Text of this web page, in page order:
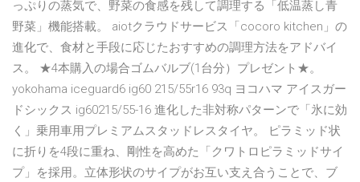
っぷりの蒸気で、野菜の食感を残して調理する「低温蒸し青
野菜」機能搭載。 aiotクラウドサービス「cocoro kitchen」の
進化で、食材と手段に応じたおすすめの調理方法をアドバイ
ス。 ★4本購入の場合ゴムバルブ(1台分）プレゼント★。
yokohama iceguard6 ig60 215/55r16 93q ヨコハマ アイスガー
ドシックス ig60215/55-16 進化した非対称パターンで「氷に効
く」乗用車用プレミアムスタッドレスタイヤ。 ピラミッド状
に折りを4段に重ね、剛性を高めた「クワトロピラミッドサイ
プ」を採用。立体形状のサイプがお互い支え合うことで、ブ